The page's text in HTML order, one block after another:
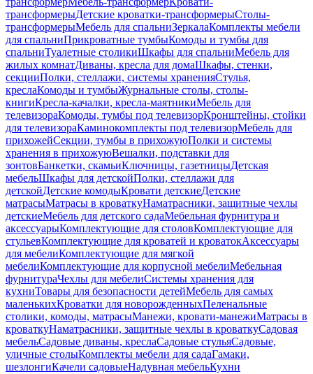
трансформерыДетские кроватки-трансформерыСтолы-
трансформерыМебель для спальниЗеркалаКомплекты мебели
для спальниПрикроватные тумбыКомоды и тумбы для
спальниТуалетные столикиШкафы для спальниМебель для
жилых комнатДиваны, кресла для домаШкафы, стенки,
секцииПолки, стеллажи, системы храненияСтулья,
креслаКомоды и тумбыЖурнальные столы, столы-
книгиКресла-качалки, кресла-маятникиМебель для
телевизораКомоды, тумбы под телевизорКронштейны, стойки
для телевизораКаминокомплекты под телевизорМебель для
прихожейСекции, тумбы в прихожуюПолки и системы
хранения в прихожуюВешалки, подставки для
зонтовБанкетки, скамьиКлючницы, газетницыДетская
мебельШкафы для детскойПолки, стеллажи для
детскойДетские комодыКровати детскиеДетские
матрасыМатрасы в кроваткуНаматрасники, защитные чехлы
детскиеМебель для детского садаМебельная фурнитура и
аксессуарыКомплектующие для столовКомплектующие для
стульевКомплектующие для кроватей и кроватокАксессуары
для мебелиКомплектующие для мягкой
мебелиКомплектующие для корпусной мебелиМебельная
фурнитураЧехлы для мебелиСистемы хранения для
кухниТовары для безопасности детейМебель для самых
маленькихКроватки для новорожденныхПеленальные
столики, комоды, матрасыМанежи, кровати-манежиМатрасы в
кроваткуНаматрасники, защитные чехлы в кроваткуСадовая
мебельСадовые диваны, креслаСадовые стульяСадовые,
уличные столыКомплекты мебели для садаГамаки,
шезлонгиКачели садовыеНадувная мебельКухни